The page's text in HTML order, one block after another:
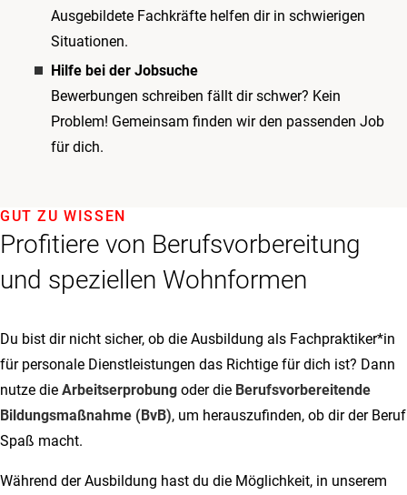
Ausgebildete Fachkräfte helfen dir in schwierigen
Situationen.
Hilfe bei der Jobsuche
Bewerbungen schreiben fällt dir schwer? Kein
Problem! Gemeinsam finden wir den passenden Job
für dich.
Profitiere von Berufsvorbereitung
und speziellen Wohnformen
GUT ZU WISSEN
Du bist dir nicht sicher, ob die Ausbildung als Fachpraktiker*in
für personale Dienstleistungen das Richtige für dich ist? Dann
nutze die Arbeitserprobung oder die Berufsvorbereitende
Bildungsmaßnahme (BvB), um herauszufinden, ob dir der Beruf
Spaß macht.
Während der Ausbildung hast du die Möglichkeit, in unserem